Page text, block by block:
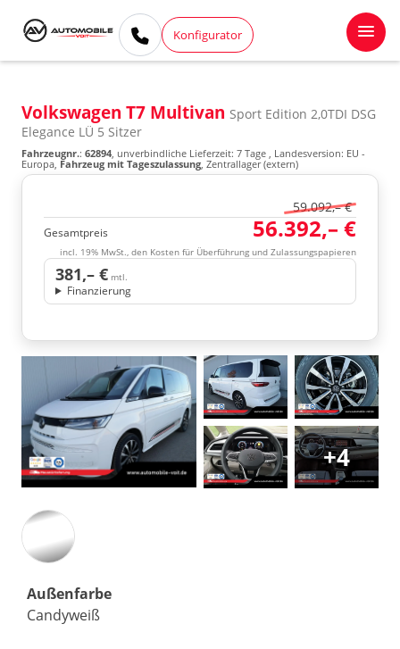
Konfigurator
Volkswagen T7 Multivan Sport Edition 2,0TDI DSG
Elegance LÜ 5 Sitzer
Fahrzeugnr.: 62894, unverbindliche Lieferzeit: 7 Tage , Landesversion: EU -
Europa, Fahrzeug mit Tageszulassung, Zentrallager (extern)
59.092,– €
Gesamtpreis 56.392,– €
incl. 19% MwSt., den Kosten für Überführung und Zulassungspapieren
381,– € mtl.
Finanzierung
+4
Außenfarbe
Candyweiß